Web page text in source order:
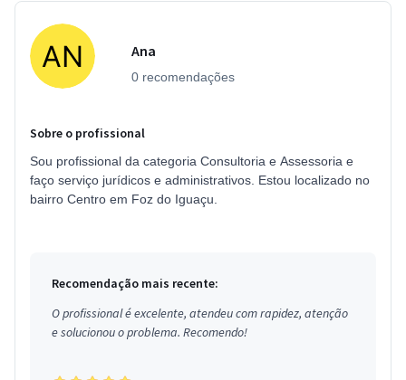
Ana
0 recomendações
Sobre o profissional
Sou profissional da categoria Consultoria e Assessoria e
faço serviço jurídicos e administrativos. Estou localizado no
bairro Centro em Foz do Iguaçu.
Recomendação mais recente:
O profissional é excelente, atendeu com rapidez, atenção
e solucionou o problema. Recomendo!